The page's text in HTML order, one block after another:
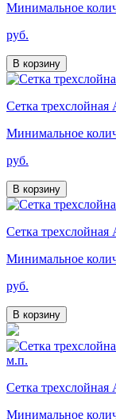
Минимальное
руб.
В корзину
Сетка
Минимальное
руб.
В корзину
Сетка
Минимальное
руб.
В корзину
Сетка
Минимальное